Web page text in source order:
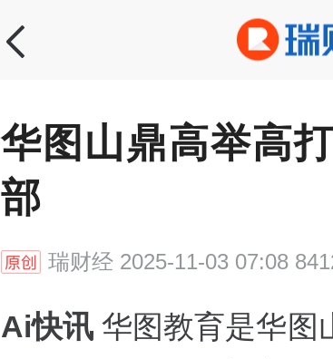
华图山鼎高举高
部
瑞财经 2025-11-03 07:08
Ai快讯 华图教育是华图